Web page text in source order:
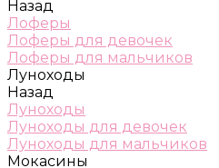
Назад
Лоферы
Лоферы для девочек
Лоферы для мальчиков
Луноходы
Назад
Луноходы
Луноходы для девочек
Луноходы для мальчиков
Мокасины